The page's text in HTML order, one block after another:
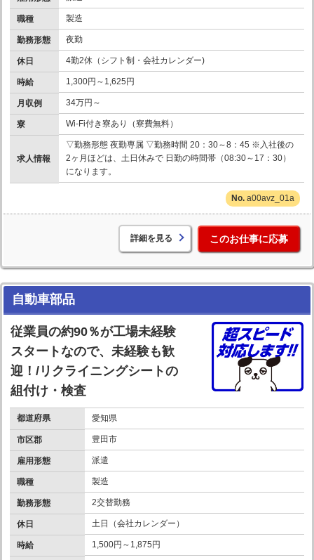
職種 製造
勤務形態 夜勤
休日 4勤2休（シフト制・会社カレンダー)
時給 1,300円～1,625円
月収例 34万円～
寮 Wi-Fi付き寮あり（寮費無料）
求人情報
▽勤務形態 夜勤専属 ▽勤務時間 20：30～8：45 ※入社後の
2ヶ月ほどは、土日休みで 日勤の時間帯（08:30～17：30）
になります。
a00avz_01a
詳細を見る このお仕事に応募
自動車部品
従業員の約90％が工場未経験
スタートなので、未経験も歓
迎！/リクライニングシートの
組付け・検査
都道府県 愛知県
市区郡 豊田市
雇用形態 派遣
職種 製造
勤務形態 2交替勤務
休日 土日（会社カレンダー）
時給 1,500円～1,875円